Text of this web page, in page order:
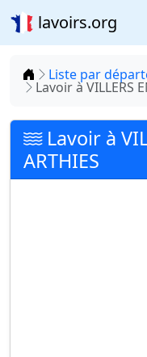
lavoirs.org
Accueil
Liste par
Lavoir à VILLERS
Lavoir à
ARTHIES